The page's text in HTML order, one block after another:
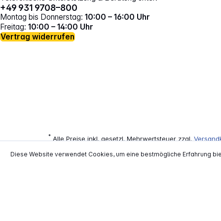
+49 931 9708–800
Montag bis Donnerstag: 10:00 – 16:00 Uhr
Freitag: 10:00 – 14:00 Uhr
Vertrag widerrufen
* Alle Preise inkl. gesetzl. Mehrwertsteuer zzgl.
Copyright © 2000 - 2026 TECHNIKdirekt
Diese Website verwendet Cookies, um eine bestmögliche Erfahrung